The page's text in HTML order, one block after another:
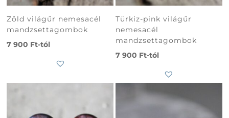
Zöld világűr nemesacél
mandzsettagombok
7 900 Ft-tól
Türkiz-pink világűr
nemesacél
mandzsettagombok
7 900 Ft-tól